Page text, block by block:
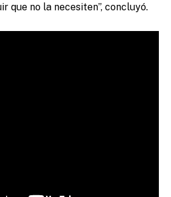
que no la necesiten”, concluyó.